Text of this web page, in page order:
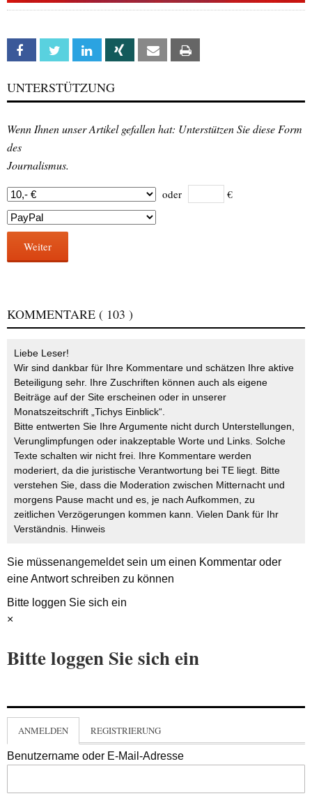
Facebook Twitter Linkedin Xing Email
UNTERSTÜTZUNG
Wenn Ihnen unser Artikel gefallen hat: Unterstützen Sie diese Form
des
Journalismus.
oder €
Weiter
KOMMENTARE ( 103 )
Liebe Leser!
Wir sind dankbar für Ihre Kommentare und schätzen Ihre aktive
Beteiligung sehr. Ihre Zuschriften können auch als eigene
Beiträge auf der Site erscheinen oder in unserer
Monatszeitschrift „Tichys Einblick“.
Bitte entwerten Sie Ihre Argumente nicht durch Unterstellungen,
Verunglimpfungen oder inakzeptable Worte und Links. Solche
Texte schalten wir nicht frei. Ihre Kommentare werden
moderiert, da die juristische Verantwortung bei TE liegt. Bitte
verstehen Sie, dass die Moderation zwischen Mitternacht und
morgens Pause macht und es, je nach Aufkommen, zu
zeitlichen Verzögerungen kommen kann. Vielen Dank für Ihr
Verständnis. Hinweis
Sie müssenangemeldetsein um einen Kommentar oder
eine Antwort schreiben zu können
Bitte loggen Sie sich ein
×
Bitte loggen Sie sich ein
ANMELDEN REGISTRIERUNG
Benutzername oder E-Mail-Adresse